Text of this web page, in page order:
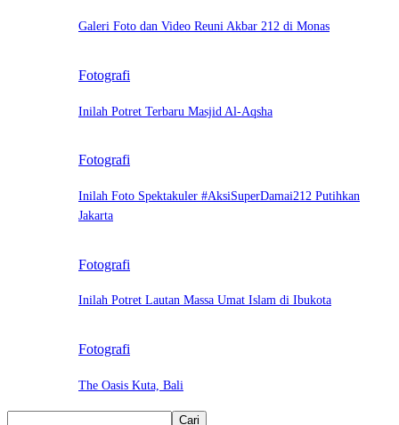
Galeri Foto dan Video Reuni Akbar 212 di Monas
Fotografi
Inilah Potret Terbaru Masjid Al-Aqsha
Fotografi
Inilah Foto Spektakuler #AksiSuperDamai212 Putihkan
Jakarta
Fotografi
Inilah Potret Lautan Massa Umat Islam di Ibukota
Fotografi
The Oasis Kuta, Bali